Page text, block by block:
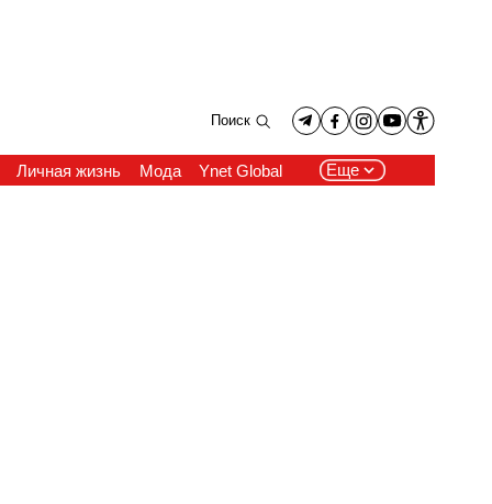
Поиск
Личная жизнь Мода Ynet Global Еще